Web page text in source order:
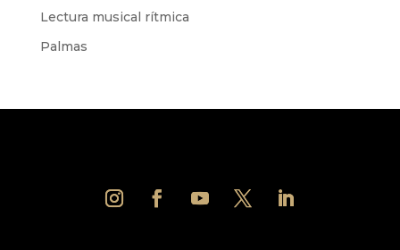
Lectura musical rítmica
Palmas